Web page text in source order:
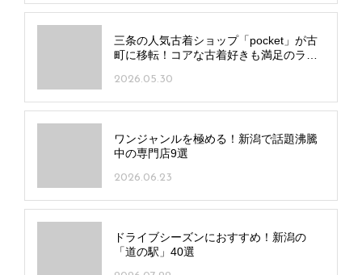
三条の人気古着ショップ「pocket」が古
町に移転！コアな古着好きも満足のライ
2026.05.30
ワンジャンルを極める！新潟で話題沸騰
中の専門店9選
2026.06.23
ドライブシーズンにおすすめ！新潟の
「道の駅」40選